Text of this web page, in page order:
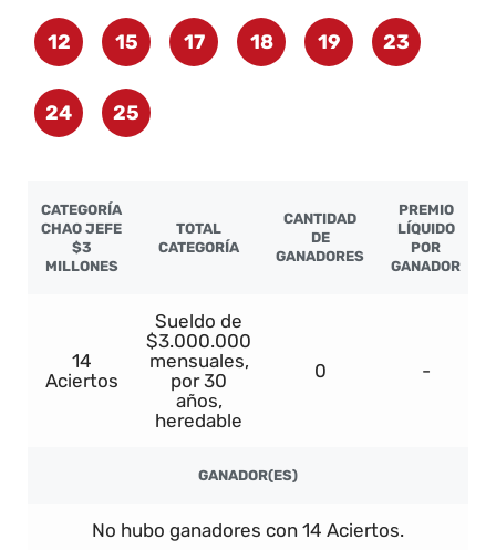
12 15 17 18 19 23
24 25
CATEGORÍA
CHAO JEFE
$3
MILLONES
TOTAL
CATEGORÍA
CANTIDAD
DE
GANADORES
PREMIO
LÍQUIDO
POR
GANADOR
14
Aciertos
Sueldo de
$3.000.000
mensuales,
por 30
años,
heredable
0 -
GANADOR(ES)
No hubo ganadores con 14 Aciertos.